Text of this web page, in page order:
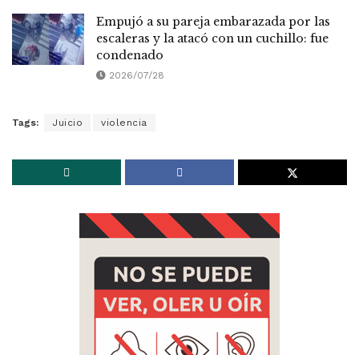
Empujó a su pareja embarazada por las
escaleras y la atacó con un cuchillo: fue
condenado
2026/07/28
Tags: Juicio violencia